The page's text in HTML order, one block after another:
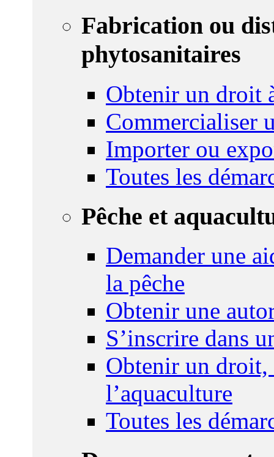
Fabrication ou
phytosanitaires
Obtenir un droit
Commercialiser
Importer ou
Toutes les
Pêche et
Demander une
la pêche
Obtenir une
S’inscrire dans
Obtenir un droit,
l’aquaculture
Toutes les